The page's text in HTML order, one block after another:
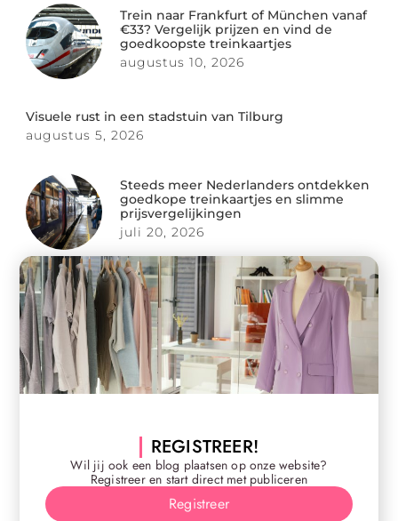
Trein naar Frankfurt of München vanaf
€33? Vergelijk prijzen en vind de
goedkoopste treinkaartjes
augustus 10, 2026
Visuele rust in een stadstuin van Tilburg
augustus 5, 2026
Steeds meer Nederlanders ontdekken
goedkope treinkaartjes en slimme
prijsvergelijkingen
juli 20, 2026
REGISTREER!
Wil jij ook een blog plaatsen op onze website?
Registreer en start direct met publiceren
Registreer